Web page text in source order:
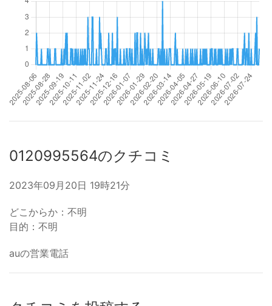
0120995564のクチコミ
2023年09月20日 19時21分
どこからか：不明
目的：不明
auの営業電話